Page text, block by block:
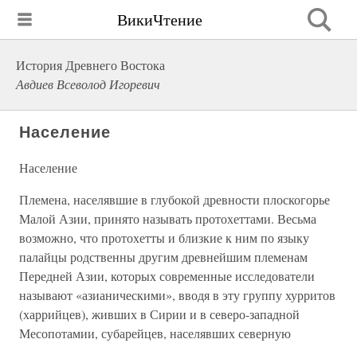
ВикиЧтение
История Древнего Востока
Авдиев Всеволод Игоревич
Население
Население
Племена, населявшие в глубокой древности плоскогорье
Малой Азии, принято называть протохеттами. Весьма
возможно, что протохетты и близкие к ним по языку
палайцы родственны другим древнейшим племенам
Передней Азии, которых современные исследователи
называют «азианическими», вводя в эту группу хурритов
(харрийцев), живших в Сирии и в северо-западной
Месопотамии, субарейцев, населявших северную